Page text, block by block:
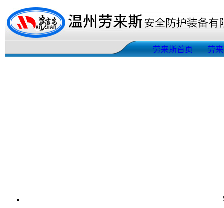
劳来斯首页 劳